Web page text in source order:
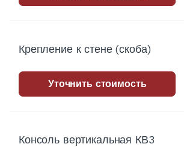
Крепление к стене (скоба)
Уточнить стоимость
Консоль вертикальная КВ3